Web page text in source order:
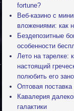
fortune?
Веб-казино с
вложениями: как
Бездепозитные
особенности
Лето на тарелке:
настоящий
полюбить его
Оптовая поставка
Кавалерия
галактики